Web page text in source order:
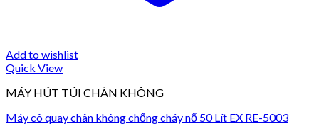
Add to wishlist
Quick View
MÁY HÚT TÚI CHÂN KHÔNG
Máy cô quay chân không chống cháy nổ 50 Lít EX RE-5003